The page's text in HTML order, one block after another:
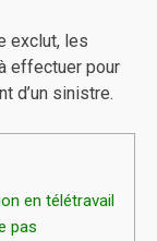
exclut, les
effectuer pour
d’un sinistre.
en télétravail
pas